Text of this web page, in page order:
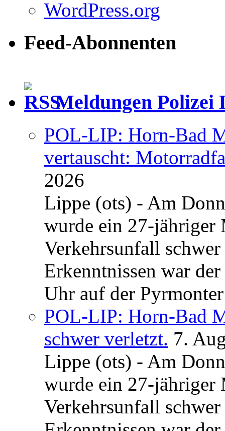
WordPress.org
Feed-Abonnenten
Meldungen Polizei
POL-LIP: Horn-Bad
vertauscht:
2026
Lippe (ots) - Am
wurde ein 27-jähriger
Verkehrsunfall
Erkenntnissen war
Uhr auf der
POL-LIP: Horn-Bad
schwer verletzt. 7.
Lippe (ots) - Am
wurde ein 27-jähriger
Verkehrsunfall